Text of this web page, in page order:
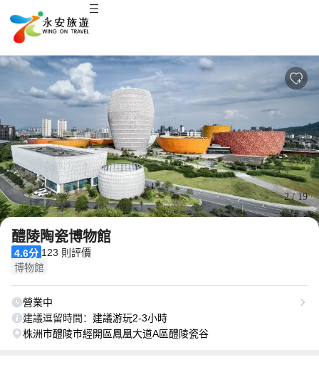
3/19
醴陵陶瓷博物館
4.6分 123 則評價
博物館
營業中
建議逗留時間： 建議游玩2-3小時
株洲市醴陵市經開區鳳凰大道A區醴陵瓷谷